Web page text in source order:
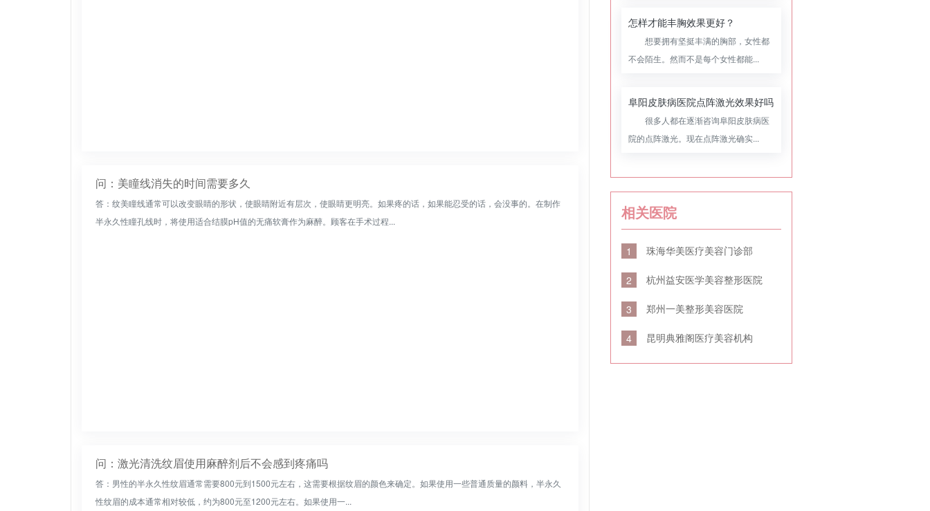
问：美瞳线消失的时间需要多久
答：纹美瞳线通常可以改变眼睛的形状，使眼睛附近有层次，使眼睛更明亮。如果疼的话，如果能忍受的话，会没事的。在制作
半永久性瞳孔线时，将使用适合结膜pH值的无痛软膏作为麻醉。顾客在手术过程...
问：激光清洗纹眉使用麻醉剂后不会感到疼痛吗
答：男性的半永久性纹眉通常需要800元到1500元左右，这需要根据纹眉的颜色来确定。如果使用一些普通质量的颜料，半永久
性纹眉的成本通常相对较低，约为800元至1200元左右。如果使用一...
怎样才能丰胸效果更好？
想要拥有坚挺丰满的胸部，女性都
不会陌生。然而不是每个女性都能...
阜阳皮肤病医院点阵激光效果好吗
很多人都在逐渐咨询阜阳皮肤病医
院的点阵激光。现在点阵激光确实...
相关医院
1 珠海华美医疗美容门诊部
2 杭州益安医学美容整形医院
3 郑州一美整形美容医院
4 昆明典雅阁医疗美容机构